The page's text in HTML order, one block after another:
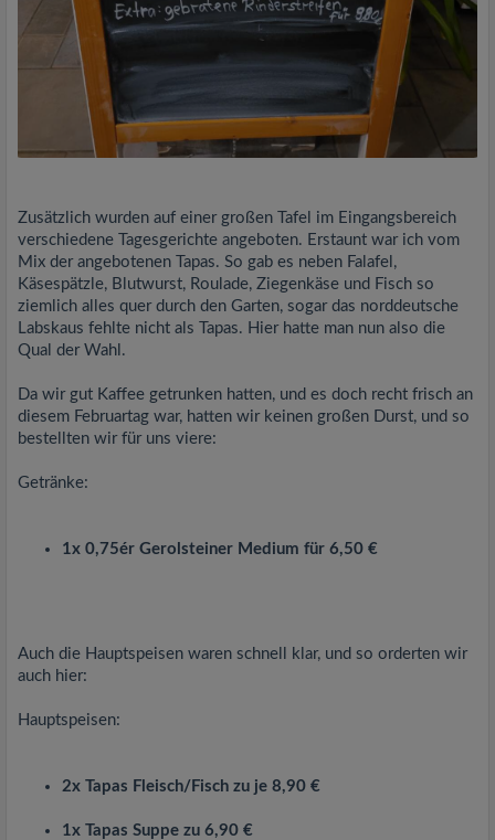
Zusätzlich wurden auf einer großen Tafel im Eingangsbereich
verschiedene Tagesgerichte angeboten. Erstaunt war ich vom
Mix der angebotenen Tapas. So gab es neben Falafel,
Käsespätzle, Blutwurst, Roulade, Ziegenkäse und Fisch so
ziemlich alles quer durch den Garten, sogar das norddeutsche
Labskaus fehlte nicht als Tapas. Hier hatte man nun also die
Qual der Wahl.
Da wir gut Kaffee getrunken hatten, und es doch recht frisch an
diesem Februartag war, hatten wir keinen großen Durst, und so
bestellten wir für uns viere:
Getränke:
1x 0,75ér Gerolsteiner Medium für 6,50 €
Auch die Hauptspeisen waren schnell klar, und so orderten wir
auch hier:
Hauptspeisen:
2x Tapas Fleisch/Fisch zu je 8,90 €
1x Tapas Suppe zu 6,90 €